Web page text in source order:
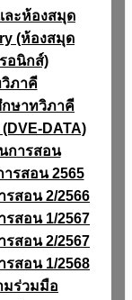
ละห้องสมุด
(ห้องสมุด
อนิกส์)
ภาคี
ษาทวิภาคี
DATA)
การสอน
ารสอน 2565
รสอน 2/2566
รสอน 1/2567
รสอน 2/2567
รสอน 1/2568
มร่วมมือ